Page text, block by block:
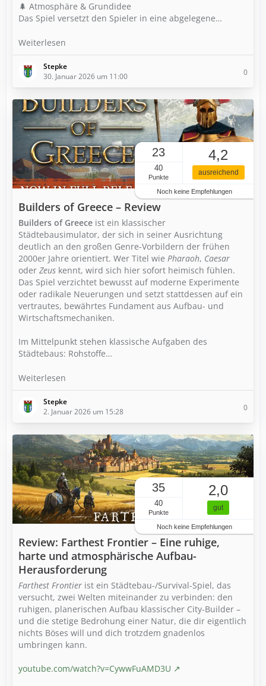
🌲 Atmosphäre & Grundidee
Das Spiel versetzt den Spieler in eine abgelegene…
Weiterlesen
Stepke
30. Januar 2026 um 11:00
0
23
40
Punkte
4,2
ausreichend
Noch keine Empfehlungen
Builders of Greece – Review
Builders of Greece ist ein klassischer
Städtebausimulator, der sich in seiner Ausrichtung
deutlich an den großen Genre-Vorbildern der frühen
2000er Jahre orientiert. Wer Titel wie Pharaoh, Caesar
oder Zeus kennt, wird sich hier sofort heimisch fühlen.
Das Spiel verzichtet bewusst auf moderne Experimente
oder radikale Neuerungen und setzt stattdessen auf ein
vertrautes, bewährtes Fundament aus Aufbau- und
Wirtschaftsmechaniken.
Im Mittelpunkt stehen klassische Aufgaben des
Städtebaus: Rohstoffe…
Weiterlesen
Stepke
2. Januar 2026 um 15:28
0
35
40
Punkte
2,0
gut
Noch keine Empfehlungen
Review: Farthest Frontier – Eine ruhige,
harte und atmosphärische Aufbau-
Herausforderung
Farthest Frontier ist ein Städtebau-/Survival-Spiel, das
versucht, zwei Welten miteinander zu verbinden: den
ruhigen, planerischen Aufbau klassischer City-Builder –
und die stetige Bedrohung einer Natur, die dir eigentlich
nichts Böses will und dich trotzdem gnadenlos
umbringen kann.
youtube.com/watch?v=CywwFuAMD3U